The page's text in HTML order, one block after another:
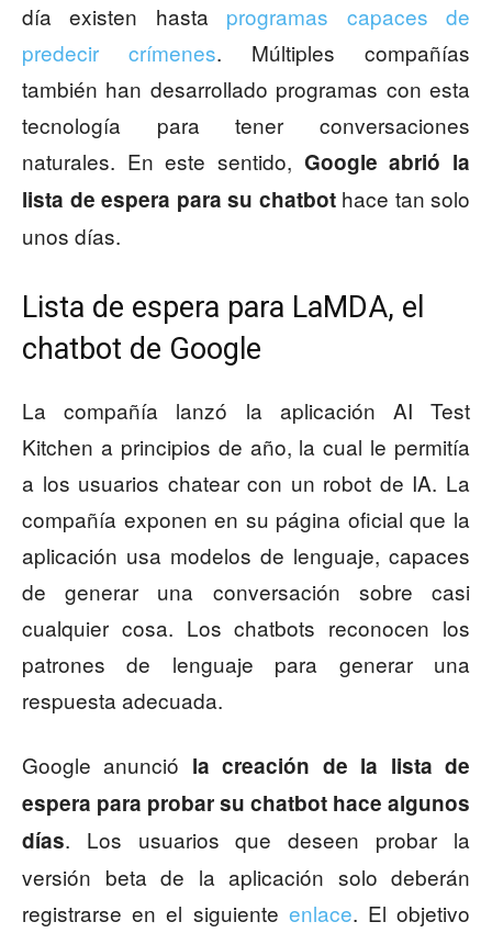
día existen hasta programas capaces de
predecir crímenes. Múltiples compañías
también han desarrollado programas con esta
tecnología para tener conversaciones
naturales. En este sentido, Google abrió la
lista de espera para su chatbothace tan solo
unos días.
Lista de espera para LaMDA, el
chatbot de Google
La compañía lanzó la aplicación AI Test
Kitchen a principios de año, la cual le permitía
a los usuarios chatear con un robot de IA. La
compañía exponen en su página oficial que la
aplicación usa modelos de lenguaje, capaces
de generar una conversación sobre casi
cualquier cosa. Los chatbots reconocen los
patrones de lenguaje para generar una
respuesta adecuada.
Google anunció la creación de la lista de
espera para probar su chatbot hace algunos
días. Los usuarios que deseen probar la
versión beta de la aplicación solo deberán
registrarse en el siguiente enlace. El objetivo